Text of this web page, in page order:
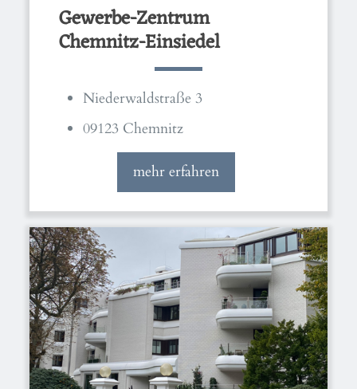
Gewerbe-Zentrum
Chemnitz-Einsiedel
Niederwaldstraße 3
09123 Chemnitz
mehr erfahren